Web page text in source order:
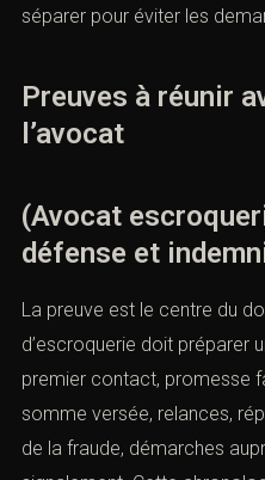
séparer pour éviter les
Preuves à réunir
l’avocat
(Avocat
défense et
La preuve est le centre du
d’escroquerie doit préparer
premier contact, promesse
somme versée, relances,
de la fraude, démarches